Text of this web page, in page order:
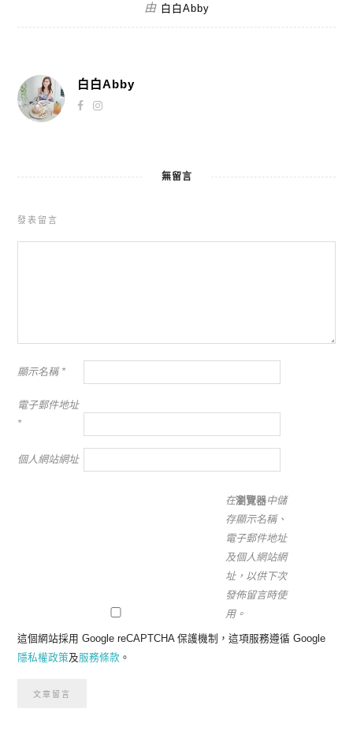
由 白白Abby
白白Abby
無留言
發表留言
顯示名稱 *
電子郵件地址
*
個人網站網址
在瀏覽器中儲
存顯示名稱、
電子郵件地址
及個人網站網
址，以供下次
發佈留言時使
用。
這個網站採用 Google reCAPTCHA 保護機制，這項服務遵循 Google
隱私權政策及服務條款 。